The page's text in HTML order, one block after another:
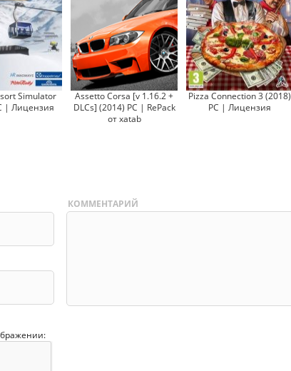
Simulator
| Лицензия
Assetto Corsa [v 1.16.2 +
DLCs] (2014) PC | RePack
от xatab
Pizza Connection 3 (2018)
PC | Лицензия
КОММЕНТАРИЙ